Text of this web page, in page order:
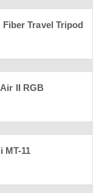
Travel Tripod
II RGB
MT-11